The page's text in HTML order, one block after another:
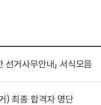
선거사무안내」 서식모음
) 최종 합격자 명단